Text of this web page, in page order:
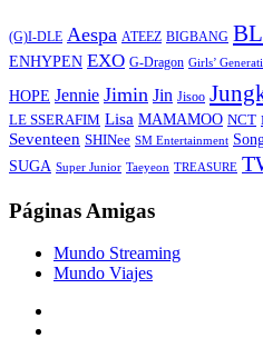
(G)I-DLE Aespa ATEEZ BIGBANG
ENHYPEN EXO G-Dragon Girls’
HOPE Jennie Jimin Jin Jisoo
LE SSERAFIM Lisa MAMAMOO NCT
Seventeen SHINee SM Entertainment
SUGA Super Junior Taeyeon TREASURE
Páginas Amigas
Mundo Streaming
Mundo Viajes